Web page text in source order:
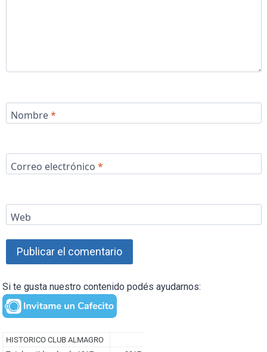
Nombre*
Correo electrónico *
Web
Si te gusta nuestro contenido podés ayudarnos: